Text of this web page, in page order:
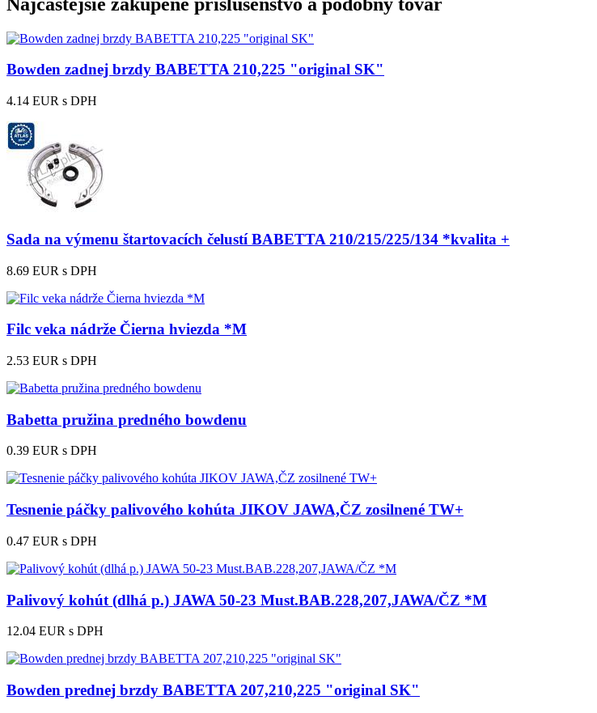
Bowden zadnej brzdy BABETTA 210,225 "original SK"
4.14 EUR s DPH
Sada na výmenu štartovacích čelustí BABETTA 210/215/225/134 *kvalita +
8.69 EUR s DPH
Filc veka nádrže Čierna hviezda *M
2.53 EUR s DPH
Babetta pružina predného bowdenu
0.39 EUR s DPH
Tesnenie páčky palivového kohúta JIKOV JAWA,ČZ zosilnené TW+
0.47 EUR s DPH
Palivový kohút (dlhá p.) JAWA 50-23 Must.BAB.228,207,JAWA/ČZ *M
12.04 EUR s DPH
Bowden prednej brzdy BABETTA 207,210,225 "original SK"